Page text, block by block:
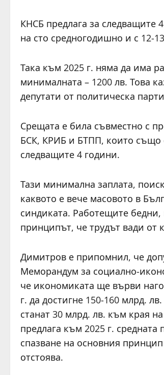
КНСБ предлага за следващите
на сто средногодишно и с 12-
Така към 2025 г. няма да има
минималната – 1200 лв. Това
депутати от политическа
Срещата е била съвместно с
БСК, КРИБ и БТПП, които също
следващите 4 години.
Тази минимална заплата,
каквото е вече масовото в
синдиката. Работещите
принципът, че трудът вади от
Димитров е припомнил, че
Меморандум за социално-
че икономиката ще върви
г. да достигне 150-160 млрд.
станат 30 млрд. лв. към края
предлага към 2025 г.
спазване на основния
отстоява.